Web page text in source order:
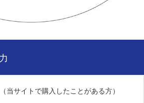
当サイトで購入したことがある方）